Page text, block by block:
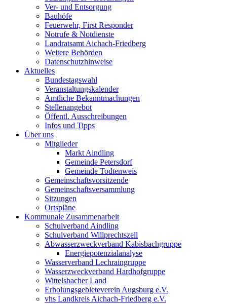
Ver- und Entsorgung
Bauhöfe
Feuerwehr, First Responder
Notrufe & Notdienste
Landratsamt Aichach-Friedberg
Weitere Behörden
Datenschutzhinweise
Aktuelles
Bundestagswahl
Veranstaltungskalender
Amtliche Bekanntmachungen
Stellenangebot
Öffentl. Ausschreibungen
Infos und Tipps
Über uns
Mitglieder
Markt Aindling
Gemeinde Petersdorf
Gemeinde Todtenweis
Gemeinschaftsvorsitzende
Gemeinschaftsversammlung
Sitzungen
Ortspläne
Kommunale Zusammenarbeit
Schulverband Aindling
Schulverband Willprechtszell
Abwasserzweckverband Kabisbachgruppe
Energiepotenzialanalyse
Wasserverband Lechraingruppe
Wasserzweckverband Hardhofgruppe
Wittelsbacher Land
Erholungsgebieteverein Augsburg e.V.
vhs Landkreis Aichach-Friedberg e.V.